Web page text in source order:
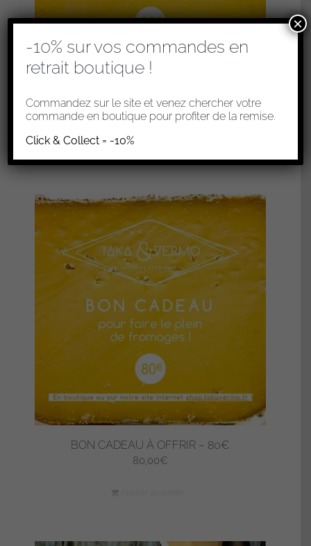
BON CADEAU À OFFRIR – 30€
30,00€
Ajouter au panier
BON CADEAU À OFFRIR – 80€
80,00€
-10% sur vos commandes en
retrait boutique !
Commandez sur le site et venez chercher votre
commande en boutique pour profiter de la remise.
Click & Collect = -10%
×